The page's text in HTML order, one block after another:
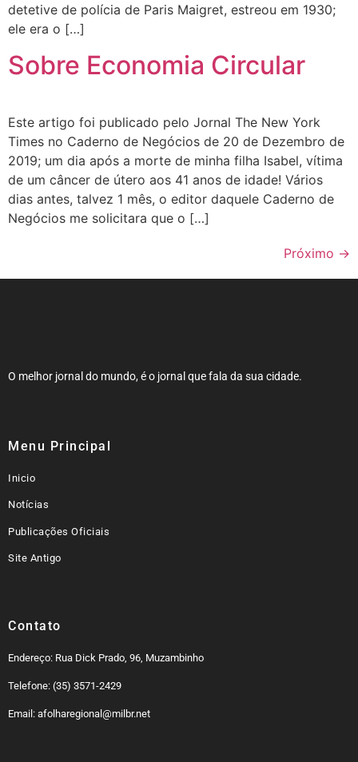
detetive de polícia de Paris Maigret, estreou em 1930;
ele era o […]
Sobre Economia Circular
Este artigo foi publicado pelo Jornal The New York
Times no Caderno de Negócios de 20 de Dezembro de
2019; um dia após a morte de minha filha Isabel, vítima
de um câncer de útero aos 41 anos de idade! Vários
dias antes, talvez 1 mês, o editor daquele Caderno de
Negócios me solicitara que o […]
Próximo →
O melhor jornal do mundo, é o jornal que fala da sua cidade.
Menu Principal
Inicio
Notícias
Publicações Oficiais
Site Antigo
Contato
Endereço: Rua Dick Prado, 96, Muzambinho
Telefone: (35) 3571-2429
Email: afolharegional@milbr.net